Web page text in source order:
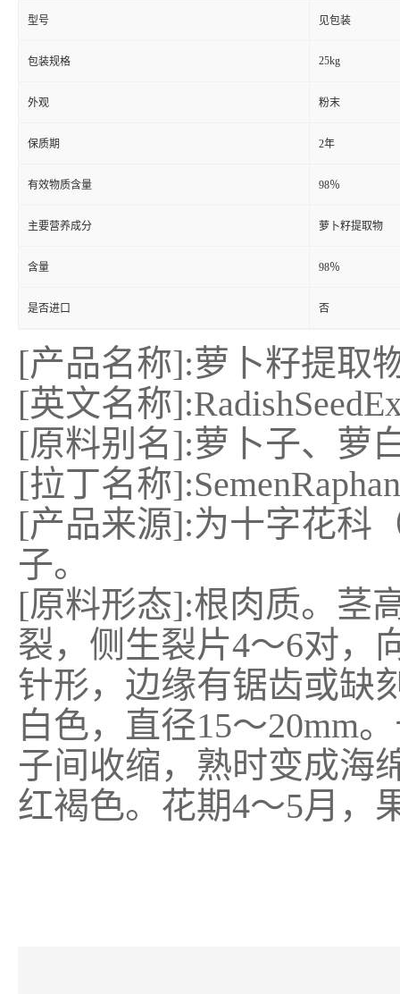
型号 见包装
包装规格 25kg
外观 粉末
保质期 2年
有效物质含量 98％
主要营养成分 萝卜籽提取物
含量 98％
是否进口 否
[产品名称]:萝卜籽提取
[英文名称
[原料别名]:萝卜子、萝
[拉丁名称
[产品来源]:为十字花科
子。
[原料形态]:根肉质。茎
裂，侧生裂片4～6对，
针形，边缘有锯齿或缺
白色，直径15～20mm
子间收缩，熟时变成海
红褐色。花期4～5月，